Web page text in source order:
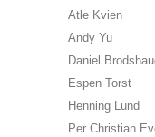
Atle Kvien
Andy Yu
Daniel
Espen Torst
Henning Lund
Per Christian